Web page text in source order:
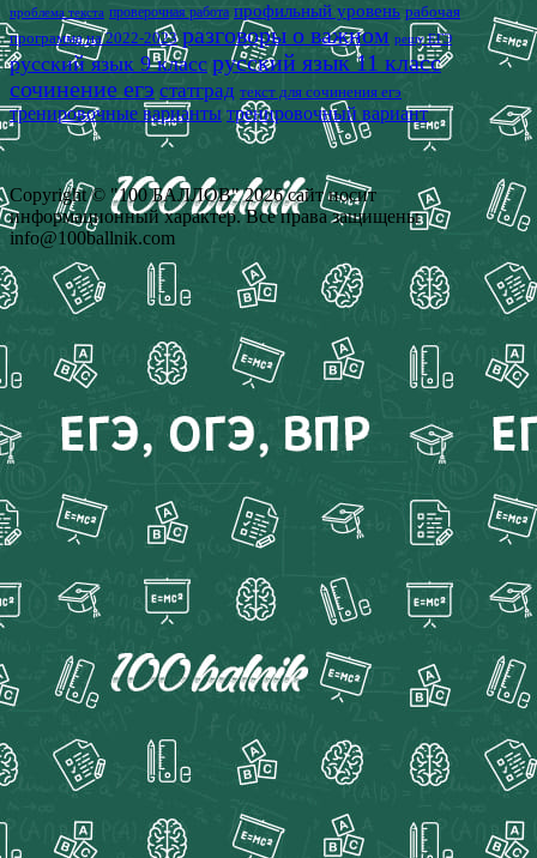
проблема текста проверочная работа профильный уровень рабочая
программа на 2022-2023 разговоры о важном решу ЕГЭ
русский язык 9 класс русский язык 11 класс
сочинение егэ статград текст для сочинения егэ
тренировочные варианты тренировочный вариант
Copyright © "100 БАЛЛОВ" 2026 сайт носит
информационный характер. Все права защищены
info@100ballnik.com